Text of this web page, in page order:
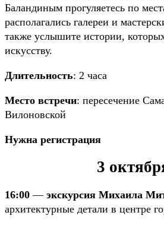
Баландиным прогуляетесь по
располагались галереи и
также услышите истории,
искусству.
Длительность: 2 часа
Место встречи: пересечение
Вилоновской
Нужна регистрация
3
16:00 — экскурсия Михаила
архитектурные детали в центре